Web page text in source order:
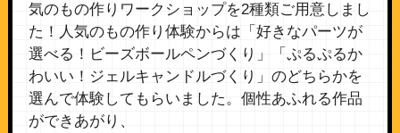
気のもの作りワークショップを2種類ご用意しまし
た！人気のもの作り体験からは「好きなパーツが
選べる！ビーズボールペンづくり」「ぷるぷるか
わいい！ジェルキャンドルづくり」のどちらかを
選んで体験してもらいました。個性あふれる作品
ができあがり、